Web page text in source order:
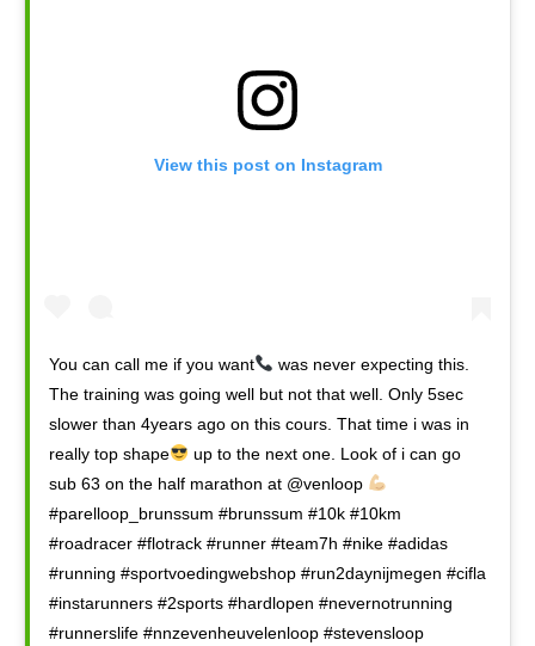
View this post on Instagram
You can call me if you want
was never expecting this.
The training was going well but not that well. Only 5sec
slower than 4years ago on this cours. That time i was in
really top shape
up to the next one. Look of i can go
sub 63 on the half marathon at @venloop
#parelloop_brunssum #brunssum #10k #10km
#roadracer #flotrack #runner #team7h #nike #adidas
#running #sportvoedingwebshop #run2daynijmegen #cifla
#instarunners #2sports #hardlopen #nevernotrunning
#runnerslife #nnzevenheuvelenloop #stevensloop